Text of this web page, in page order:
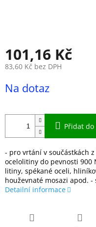
101,16 Kč
83,60 Kč bez DPH
cena:
Na dotaz
Přidat do
- pro vrtání v součástkách
ocelolitiny do pevnosti 900
litiny, spékané oceli,
houževnaté mosazi apod.
Detailní informace